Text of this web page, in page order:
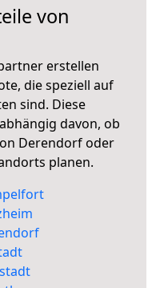
von
erstellen
die speziell auf
sind. Diese
davon, ob
Derendorf oder
planen.